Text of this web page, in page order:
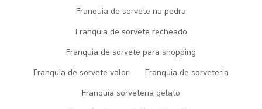
Franquia de sorvete na pedra
Franquia de sorvete recheado
Franquia de sorvete para shopping
Franquia de sorvete valor
Franquia de sorveteria
Franquia sorveteria gelato
empresa com seus clientes.
É por esta razão que a Picogel Sorvetes é altamente qualificada
quando falamos do segmento de fabricação de sorvetes, picolés
e açaí. Aqui o foco é oferecer o que existe de melhor do mercado
para garantir o sucesso dos nossos clientes.
Então, aproveite esta oportunidade, entre em contato agora